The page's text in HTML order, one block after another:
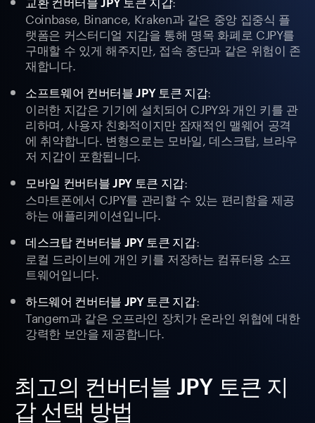
Coinbase, Binance, Kraken과 같은 중앙 집중식 플
랫폼은 커스터디얼 지갑을 통해 명목 화폐로 CJPY를
구매할 수 있게 해주지만, 접속 중단과 같은 위험이 존
재합니다.
소프트웨어 컨버터블 JPY 토큰 지갑:
이러한 지갑은 기기에 설치되어 CJPY와 개인 키를 관
리하며, 사용자 친화적이지만 잠재적인 맬웨어 공격
에 취약합니다. 변형으로는 모바일, 데스크탑, 브라우
저 지갑이 포함됩니다.
모바일 컨버터블 JPY 토큰 지갑:
스마트폰에서 CJPY를 관리할 수 있는 편리함을 제공
하는 애플리케이션입니다.
데스크탑 컨버터블 JPY 토큰 지갑:
로컬 드라이브에 개인 키를 저장하는 컴퓨터용 소프
트웨어입니다.
하드웨어 컨버터블 JPY 토큰 지갑:
Tangem과 같은 오프라인 장치가 온라인 위협에 대한
강력한 보안을 제공합니다.
최고의 컨버터블 JPY 토큰 지
갑 선택 방법